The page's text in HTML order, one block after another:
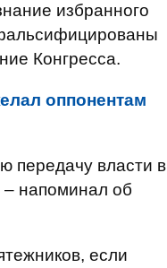
избранного
Конгресса.
оппонентам
передачу власти в
– напоминал об
если